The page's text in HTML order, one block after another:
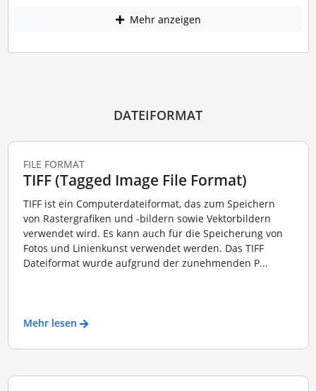
Mehr anzeigen
DATEIFORMAT
FILE FORMAT
TIFF (Tagged Image File Format)
TIFF ist ein Computerdateiformat, das zum Speichern
von Rastergrafiken und -bildern sowie Vektorbildern
verwendet wird. Es kann auch für die Speicherung von
Fotos und Linienkunst verwendet werden. Das TIFF
Dateiformat wurde aufgrund der zunehmenden P...
Mehr lesen